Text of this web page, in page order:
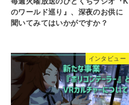
のワールド巡り』、深夜のお供に
聞いてみてはいかがですか？
インタビュー